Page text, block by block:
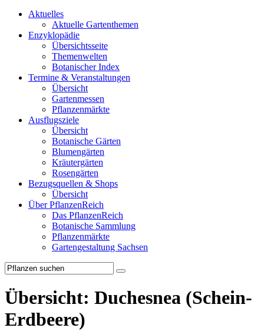
Aktuelles
Aktuelle Gartenthemen
Enzyklopädie
Übersichtsseite
Themenwelten
Botanischer Index
Termine & Veranstaltungen
Übersicht
Gartenmessen
Pflanzenmärkte
Ausflugsziele
Übersicht
Botanische Gärten
Blumengärten
Kräutergärten
Rosengärten
Bezugsquellen & Shops
Übersicht
Über PflanzenReich
Das PflanzenReich
Botanische Sammlung
Pflanzenmärkte
Gartengestaltung Sachsen
Übersicht: Duchesnea (Schein-
Erdbeere)